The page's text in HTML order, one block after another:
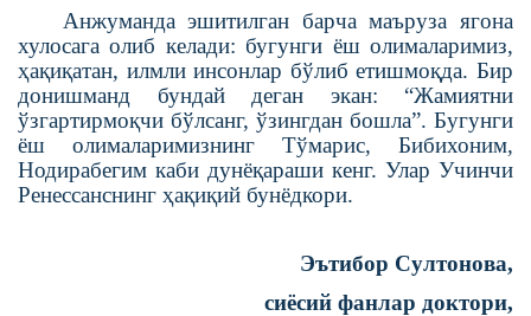
Анжуманда эшитилган барча маъруза ягона
хулосага олиб келади: бугунги ёш олималаримиз,
ҳақиқатан, илмли инсонлар бўлиб етишмоқда. Бир
донишманд бундай деган экан: “Жамиятни
ўзгартирмоқчи бўлсанг, ўзингдан бошла”. Бугунги
ёш олималаримизнинг Тўмарис, Бибихоним,
Нодирабегим каби дунёқараши кенг. Улар Учинчи
Ренессанснинг ҳақиқий бунёдкори.
Эътибор Султонова,
сиёсий фанлар доктори,